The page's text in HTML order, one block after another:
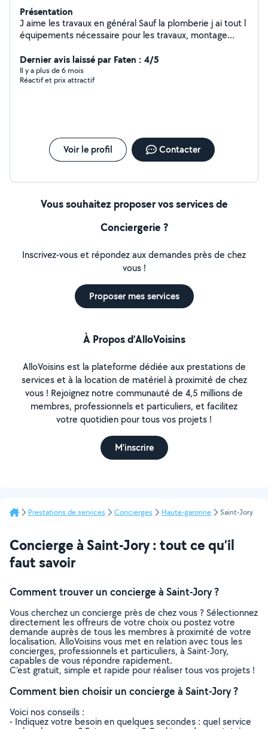
Présentation
J aime les travaux en général Sauf la plomberie j ai tout l
équipements nécessaire pour les travaux, montage
souvent ainsi que les weekends
Dernier avis laissé par Faten : 4/5
Il y a plus de 6 mois
Réactif et prix attractif
Voir le profil Contacter
Vous souhaitez proposer vos services de
Conciergerie ?
Inscrivez-vous et répondez aux demandes près de chez
vous !
Proposer mes services
À Propos d’AlloVoisins
AlloVoisins est la plateforme dédiée aux prestations de
services et à la location de matériel à proximité de chez
vous ! Rejoignez notre communauté de 4,5 millions de
membres, professionnels et particuliers, et facilitez
votre quotidien pour tous vos projets !
M'inscrire
Prestations de services Concierges Haute-garonne Saint-Jory
Concierge à Saint-Jory : tout ce qu’il
faut savoir
Comment trouver un concierge à Saint-Jory ?
Vous cherchez un concierge près de chez vous ? Sélectionnez
directement les offreurs de votre choix ou postez votre
demande auprès de tous les membres à proximité de votre
localisation. AlloVoisins vous met en relation avec tous les
concierges, professionnels et particuliers, à Saint-Jory,
capables de vous répondre rapidement.
C’est gratuit, simple et rapide pour réaliser tous vos projets !
Comment bien choisir un concierge à Saint-Jory ?
Voici nos conseils :
- Indiquez votre besoin en quelques secondes : quel service